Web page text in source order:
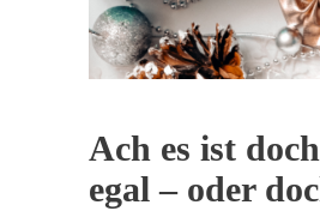
Ach es ist
egal – oder